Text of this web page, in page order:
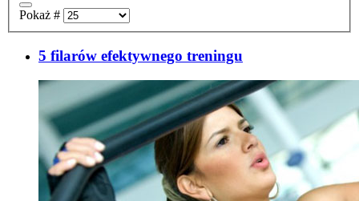
Pokaż #
5 filarów efektywnego treningu